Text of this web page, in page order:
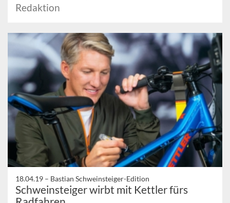
Redaktion
18.04.19 – Bastian Schweinsteiger-Edition
Schweinsteiger wirbt mit Kettler fürs